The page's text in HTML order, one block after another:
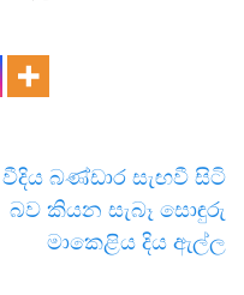
වීදිය බණ්ඩාර සැඟවී සිටි
බව කියන සැබෑ සොඳුරු
මාකෙළිය දිය ඇල්ල